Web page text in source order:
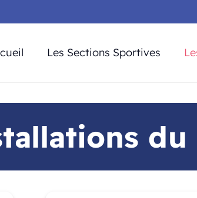
Les Sections Sportives
du